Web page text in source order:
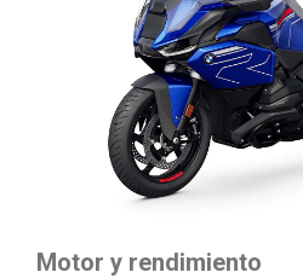
Motor y rendimiento